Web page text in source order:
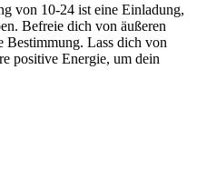
von 10-24 ist eine Einladung,
Befreie dich von äußeren
Bestimmung. Lass dich von
positive Energie, um dein